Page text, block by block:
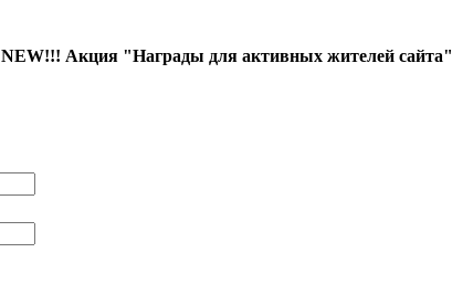
NEW!!! Акция "Награды для активных жителей сайта"